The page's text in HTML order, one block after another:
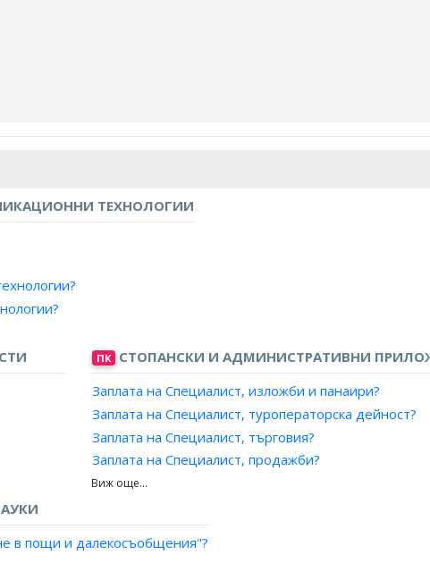
ТЕХНОЛОГИИ
ПК СТОПАНСКИ И АДМИНИСТРАТИВНИ
Заплата на Специалист, изложби и панаири?
Заплата на Специалист, туроператорска дейност?
Заплата на Специалист, търговия?
Заплата на Специалист, продажби?
Заплата на Специалист, маркетинг и реклама?
Заплата на Аукционер, провеждане на търгове?
Заплата на Агент, литературен?
в пощи и далекосъобщения"?